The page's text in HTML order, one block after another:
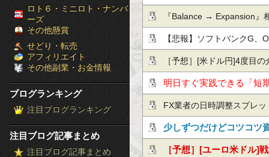
［ブ
ロ
グ
ラ
ン
キ
ン
ロト６・ミニロト・ナンバ
ーズ
その他懸賞
せどり・転売
アフィリエイト
その他副業・お金情報
ブログランキング
注目ブログランキング
注目ブログ記事まとめ
注目ブログ記事まとめ
strategy(2026.5.11)
『Balance → Expansion』
市場構造の読み方
【悲報】ソフトバンクG、
敗し「320億ドルの資金不
［予想］[米ドル円]4度目
争終結期待 / [カナダドル
他、今日これからのドル円
明日すぐ実践できる「短
だけ公開！
FX業者の日時調整スプレ
れた記録
少しずつだけどコツコツ
月利10％の投資手法！
［予想］[ユーロ米ドル]